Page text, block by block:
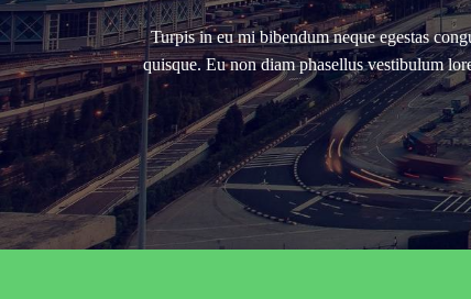
Turpis in eu mi bibendum neque egestas
quisque. Eu non diam phasellus vestibulum